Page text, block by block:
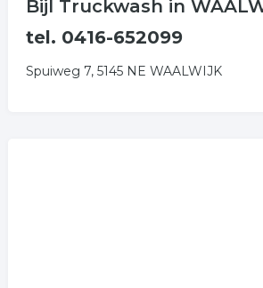
Bijl Truckwash in
tel. 0416-652099
Spuiweg 7, 5145 NE WAALWIJK